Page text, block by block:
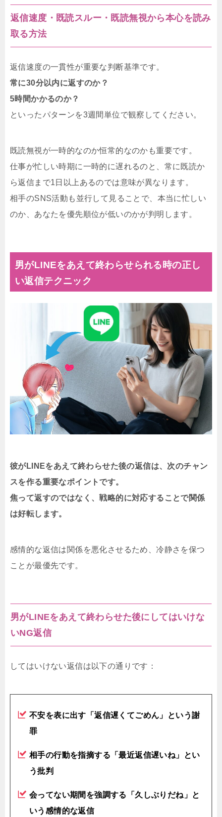
返信速度・既読スルー・既読無視から本心を読み
取る方法
返信速度の一貫性が重要な判断基準です。
常に30分以内に返すのか？
5時間かかるのか？
といったパターンを3週間単位で観察してください。
既読無視が一時的なのか恒常的なのかも重要です。
仕事が忙しい時期に一時的に遅れるのと、常に既読か
ら返信まで1日以上あるのでは意味が異なります。
相手のSNS活動も並行して見ることで、本当に忙しい
のか、あなたを優先順位が低いのかが判明します。
男がLINEをあえて終わらせられる時の正し
い返信テクニック
彼がLINEをあえて終わらせた後の返信は、次のチャン
スを作る重要なポイントです。
焦って返すのではなく、戦略的に対応することで関係
は好転します。
感情的な返信は関係を悪化させるため、冷静さを保つ
ことが最優先です。
男がLINEをあえて終わらせた後にしてはいけな
いNG返信
してはいけない返信は以下の通りです：
不安を表に出す「返信遅くてごめん」という謝
罪
相手の行動を指摘する「最近返信遅いね」とい
う批判
会ってない期間を強調する「久しぶりだね」と
いう感情的な返信